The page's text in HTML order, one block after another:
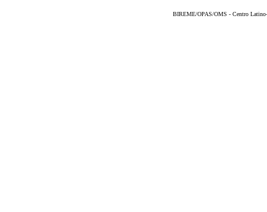
BIREME/OPAS/OMS - Centro Latino-